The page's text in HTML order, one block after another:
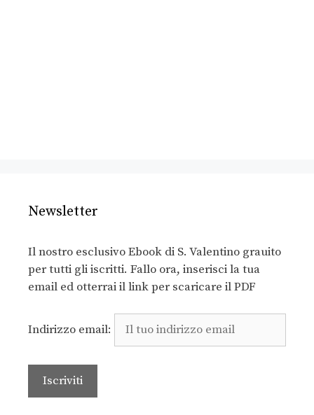
Newsletter
Il nostro esclusivo Ebook di S. Valentino grauito
per tutti gli iscritti. Fallo ora, inserisci la tua
email ed otterrai il link per scaricare il PDF
Indirizzo email: